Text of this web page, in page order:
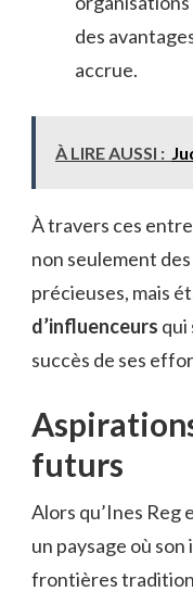
des
accrue.
À LIRE AUSSI :
À travers ces
non seulement
précieuses, mais
d’influenceurs qui
succès de ses
futurs
Alors qu’Ines Reg
un paysage où
frontières